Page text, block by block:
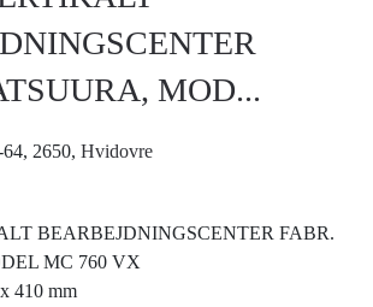
MOD...
2650, Hvidovre
BEARBEJDNINGSCENTER FABR.
MC 760 VX
410 mm